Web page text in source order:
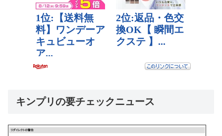
キンプリの要チェックニュース